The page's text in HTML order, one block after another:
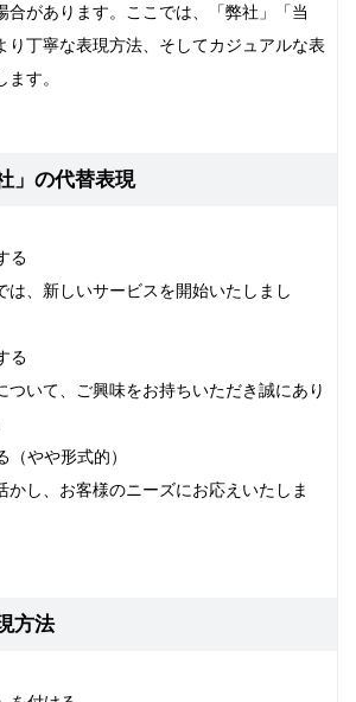
合があります。ここでは、「弊社」「当
り丁寧な表現方法、そしてカジュアルな表
す。
」の代替表現
る
は、新しいサービスを開始いたしまし
る
ついて、ご興味をお持ちいただき誠にあり
やや形式的）
かし、お客様のニーズにお応えいたしま
方法